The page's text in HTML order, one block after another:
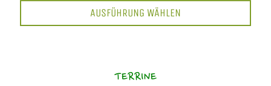
AUSFÜHRUNG WÄHLEN
TERRINE